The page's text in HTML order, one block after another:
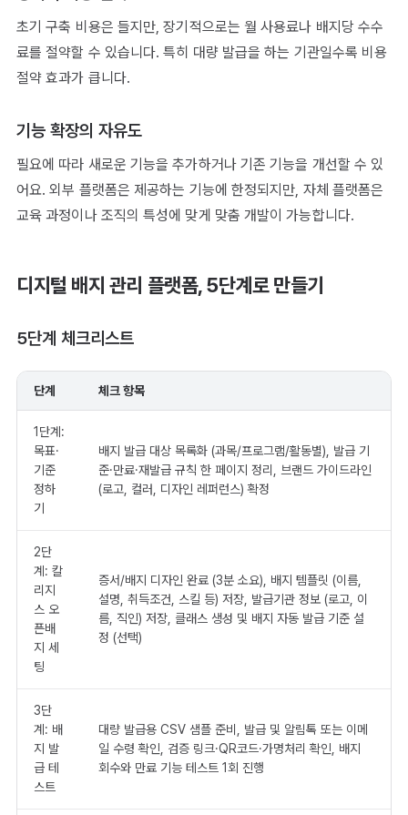
초기 구축 비용은 들지만, 장기적으로는 월 사용료나 배지당 수수
료를 절약할 수 있습니다. 특히 대량 발급을 하는 기관일수록 비용
절약 효과가 큽니다.
기능 확장의 자유도
필요에 따라 새로운 기능을 추가하거나 기존 기능을 개선할 수 있
어요. 외부 플랫폼은 제공하는 기능에 한정되지만, 자체 플랫폼은
교육 과정이나 조직의 특성에 맞게 맞춤 개발이 가능합니다.
디지털 배지 관리 플랫폼, 5단계로 만들기
5단계 체크리스트
단계 체크 항목
1단계:
목표·
기준
정하
기
배지 발급 대상 목록화 (과목/프로그램/활동별), 발급 기
준·만료·재발급 규칙 한 페이지 정리, 브랜드 가이드라인
(로고, 컬러, 디자인 레퍼런스) 확정
2단
계: 칼
리지
스 오
픈배
지 세
팅
증서/배지 디자인 완료 (3분 소요), 배지 템플릿 (이름,
설명, 취득조건, 스킬 등) 저장, 발급기관 정보 (로고, 이
름, 직인) 저장, 클래스 생성 및 배지 자동 발급 기준 설
정 (선택)
3단
계: 배
지 발
급 테
스트
대량 발급용 CSV 샘플 준비, 발급 및 알림톡 또는 이메
일 수령 확인, 검증 링크·QR코드·가명처리 확인, 배지
회수와 만료 기능 테스트 1회 진행